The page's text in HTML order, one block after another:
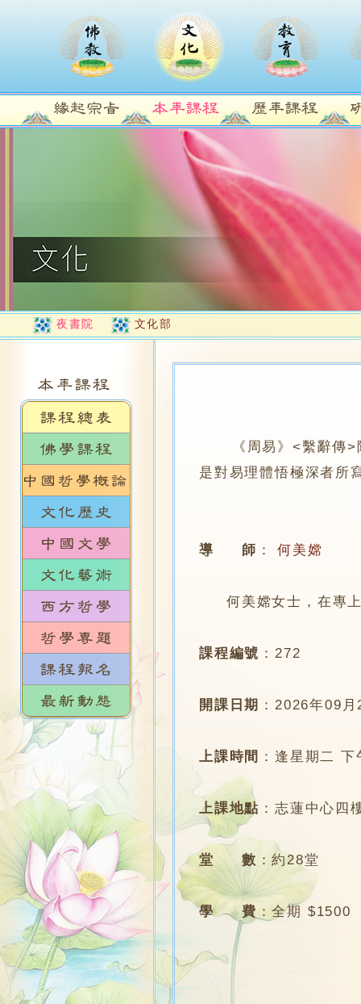
夜書院 文化部
《周易》<繫辭傳>除
是對易理體悟極深者所
導 師 ： 何美嫦
何美嫦女士，在專上
課程編號 ：272
開課日期 ：2026年09月
上課時間 ：逢星期二
上課地點 ：志蓮中心四
堂 數 ：約28堂
學 費 ：全期 $1500